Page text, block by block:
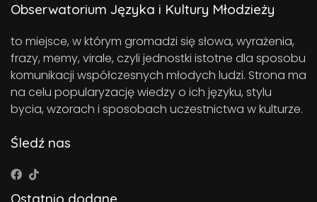
Obserwatorium Języka i Kultury Młodzieży
to miejsce, w którym gromadzi się słowa, wyrażenia,
frazy, memy, virale, czyli jednostki istotne dla sposobu
komunikacji współczesnych młodych ludzi. Strona ma
na celu popularyzację wiedzy o ich języku, stylu
bycia, wzorach i sposobach uczestnictwa w kulturze.
Śledź nas